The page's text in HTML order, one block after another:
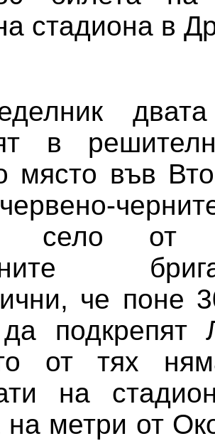
стадиона в
в
място във
село от
че поне
да
от тях
на
метри от